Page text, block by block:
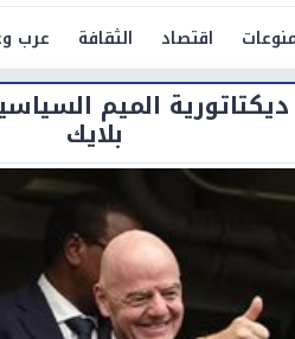
اقتصاد الثقافة عرب
الميم
بلايك